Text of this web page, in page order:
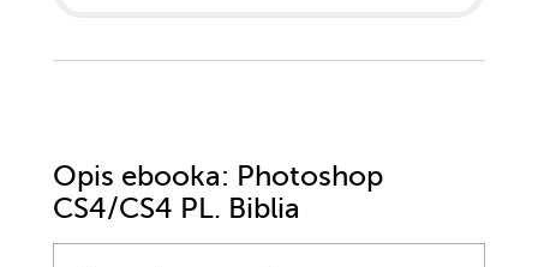
Opis ebooka: Photoshop
CS4/CS4 PL. Biblia